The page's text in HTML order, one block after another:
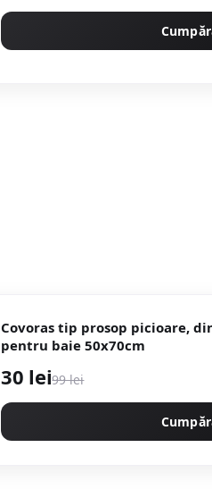
Covoras tip prosop picioare,
pentru baie 50x70cm
30 lei99 lei